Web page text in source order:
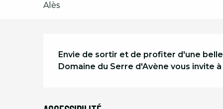
Alès
Description
Envie de sortir et de profiter d'une
Domaine du Serre d'Avène vous invite